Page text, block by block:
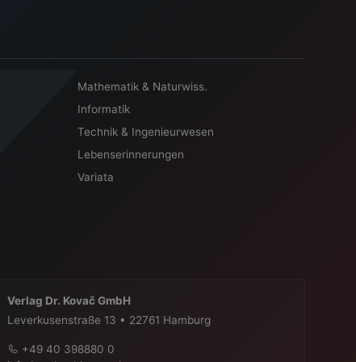
Mathematik & Naturwiss.
Informatik
Technik & Ingenieurwesen
Lebenserinnerungen
Variata
Verlag Dr. Kovač GmbH
Leverkusenstraße 13 • 22761 Hamburg
+49 40 398880 0